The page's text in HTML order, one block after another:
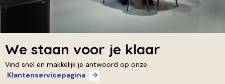
We staan voor je klaar
Vind snel en makkelijk je antwoord op onze
Klantenservicepagina